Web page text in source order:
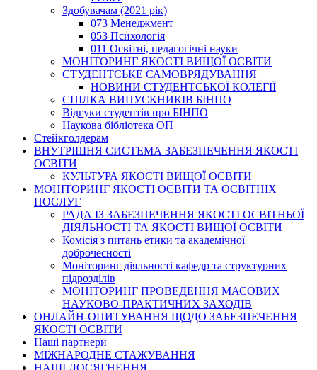
Здобувачам (2021 рік)
073 Менеджмент
053 Психологія
011 Освітні, педагогічні науки
МОНІТОРИНГ ЯКОСТІ ВИЩОЇ ОСВІТИ
СТУДЕНТСЬКЕ САМОВРЯДУВАННЯ
НОВИНИ СТУДЕНТСЬКОЇ КОЛЕГІЇ
СПІЛКА ВИПУСКНИКІВ БІНПО
Відгуки студентів про БІНПО
Наукова бібліотека ОП
Стейкголдерам
ВНУТРІШНЯ СИСТЕМА ЗАБЕЗПЕЧЕННЯ ЯКОСТІ
ОСВІТИ
КУЛЬТУРА ЯКОСТІ ВИЩОЇ ОСВІТИ
МОНІТОРИНГ ЯКОСТІ ОСВІТИ ТА ОСВІТНІХ
ПОСЛУГ
РАДА ІЗ ЗАБЕЗПЕЧЕННЯ ЯКОСТІ ОСВІТНЬОЇ
ДІЯЛЬНОСТІ ТА ЯКОСТІ ВИЩОЇ ОСВІТИ
Комісія з питань етики та академічної
доброчесності
Моніторинг діяльності кафедр та структурних
підрозділів
МОНІТОРИНГ ПРОВЕДЕННЯ МАСОВИХ
НАУКОВО-ПРАКТИЧНИХ ЗАХОДІВ
ОНЛАЙН-ОПИТУВАННЯ ЩОДО ЗАБЕЗПЕЧЕННЯ
ЯКОСТІ ОСВІТИ
Наші партнери
МІЖНАРОДНЕ СТАЖУВАННЯ
НАШІ ДОСЯГНЕННЯ